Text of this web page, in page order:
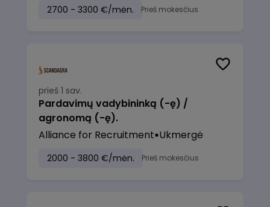
2700 - 3300 €/mėn. Prieš mokesčius
prieš 1 sav.
Pardavimų vadybininką (-ę) /
agronomą (-ę).
Alliance for Recruitment Ukmergė
2000 - 3800 €/mėn. Prieš mokesčius